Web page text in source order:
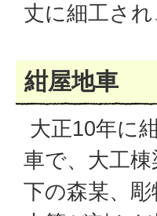
丈に細工さ
紺屋地車
大正10年に
車で、大工
下の森某、